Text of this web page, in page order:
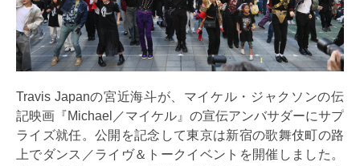
Travis Japanの宮近海斗が、マイケル・ジャクソンの伝
記映画『Michael／マイケル』の宣伝アンバサダーにサプ
ライズ就任。公開を記念して東京は新宿の歌舞伎町の路
上でダンス／ライヴ＆トークイベントを開催しました。